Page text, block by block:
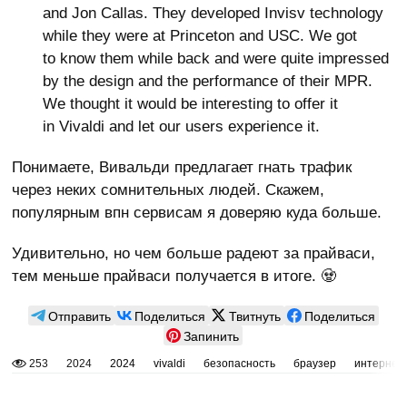
and Jon Callas. They developed Invisv technology
while they were at Princeton and USC. We got
to know them while back and were quite impressed
by the design and the performance of their MPR.
We thought it would be interesting to offer it
in Vivaldi and let our users experience it.
Понимаете, Вивальди предлагает гнать трафик
через неких сомнительных людей. Скажем,
популярным впн сервисам я доверяю куда больше.
Удивительно, но чем больше радеют за прайваси,
тем меньше прайваси получается в итоге. 🧟
Отправить Поделиться Твитнуть
Поделиться
Запинить
253 2024 2024 vivaldi безопасность браузер интернет